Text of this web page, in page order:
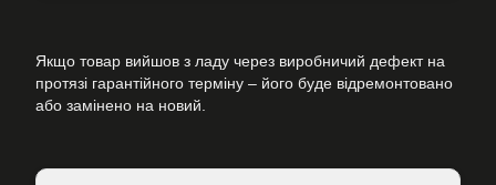
Якщо товар вийшов з ладу через виробничий дефект на
протязі гарантійного терміну – його буде відремонтовано
або замінено на новий.